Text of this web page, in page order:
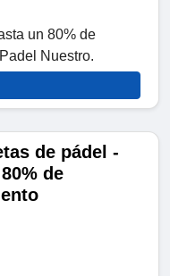
un 80% de
Nuestro.
de pádel -
de